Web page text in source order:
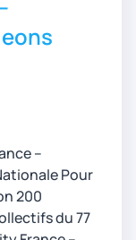
–
Pour
200
du 77